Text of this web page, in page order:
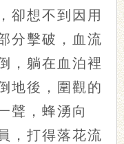
卻想不到因用
分擊破，血流
，躺在血泊裡
地後，圍觀的
聲，蜂湧向
，打得落花流